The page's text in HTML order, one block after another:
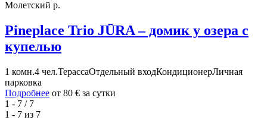
Молетский р.
Pineplace Trio JŪRA – домик у озера с
купелью
1 комн.4 чел.ТерассаОтдельный входКондиционерЛичная
парковка
Подробнее от 80 € за сутки
1 - 7 / 7
1 - 7 из 7